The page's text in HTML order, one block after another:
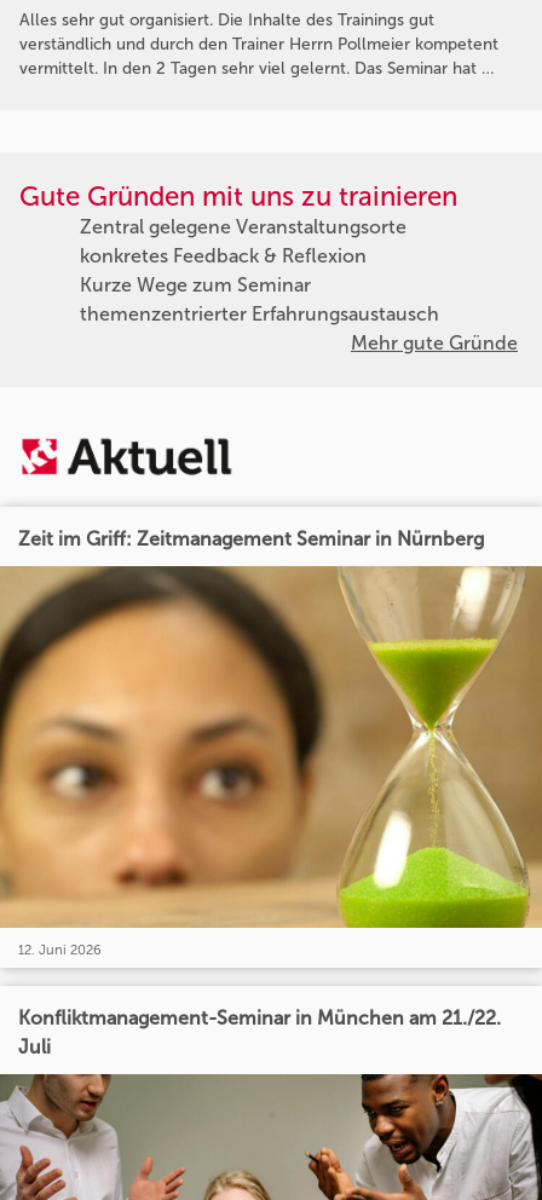
Alles sehr gut organisiert. Die Inhalte des Trainings gut
verständlich und durch den Trainer Herrn Pollmeier kompetent
vermittelt. In den 2 Tagen sehr viel gelernt. Das Seminar hat …
Gute Gründen mit uns zu trainieren
Zentral gelegene Veranstaltungsorte
konkretes Feedback & Reflexion
Kurze Wege zum Seminar
themenzentrierter Erfahrungsaustausch
Mehr gute Gründe
Zeit im Griff: Zeitmanagement Seminar in Nürnberg
12. Juni 2026
Konfliktmanagement-Seminar in München am 21./22.
Juli